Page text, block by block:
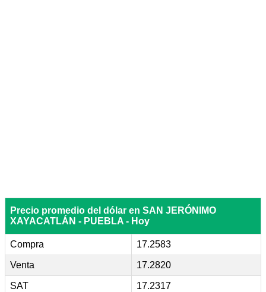
Precio promedio del dólar en SAN JERÓNIMO
XAYACATLÁN - PUEBLA - Hoy
Compra 17.2583
Venta 17.2820
SAT 17.2317